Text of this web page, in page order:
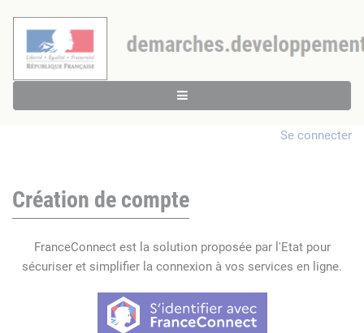
Se connecter
Création de compte
FranceConnect est la solution proposée par l'Etat pour
sécuriser et simplifier la connexion à vos services en ligne.